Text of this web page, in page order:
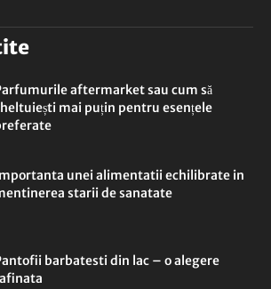
aftermarket sau cum să
mai puțin pentru esențele
unei alimentatii echilibrate in
starii de sanatate
barbatesti din lac – o alegere